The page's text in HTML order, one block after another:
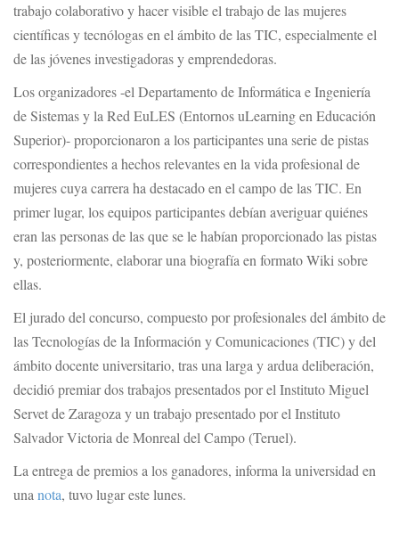
trabajo colaborativo y hacer visible el trabajo de las mujeres
científicas y tecnólogas en el ámbito de las TIC, especialmente el
de las jóvenes investigadoras y emprendedoras.
Los organizadores -el Departamento de Informática e Ingeniería
de Sistemas y la Red EuLES (Entornos uLearning en Educación
Superior)- proporcionaron a los participantes una serie de pistas
correspondientes a hechos relevantes en la vida profesional de
mujeres cuya carrera ha destacado en el campo de las TIC. En
primer lugar, los equipos participantes debían averiguar quiénes
eran las personas de las que se le habían proporcionado las pistas
y, posteriormente, elaborar una biografía en formato Wiki sobre
ellas.
El jurado del concurso, compuesto por profesionales del ámbito de
las Tecnologías de la Información y Comunicaciones (TIC) y del
ámbito docente universitario, tras una larga y ardua deliberación,
decidió premiar dos trabajos presentados por el Instituto Miguel
Servet de Zaragoza y un trabajo presentado por el Instituto
Salvador Victoria de Monreal del Campo (Teruel).
La entrega de premios a los ganadores, informa la universidad en
una nota, tuvo lugar este lunes.